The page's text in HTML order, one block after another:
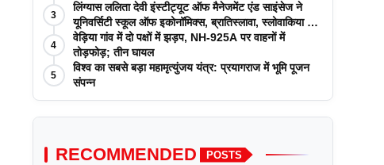
वादा
3
लिंग्यास ललिता देवी इंस्टीट्यूट ऑफ मैनेजमेंट एंड साइंसेज ने
यूनिवर्सिटी स्कूल ऑफ इकोनॉमिक्स, ब्रातिस्लावा, स्लोवाकिया के
साथ अकादमिक पत्रिकाओं में प्रकाशन रणनीतियों पर एक
दिवसीय कार्यशाला का आयोजन किया
4
वेड़िया गांव में दो पक्षों में झड़प, NH-925A पर वाहनों में
तोड़फोड़; तीन घायल
5
विश्व का सबसे बड़ा महामृत्युंजय यंत्र: प्रयागराज में भूमि पूजन
संपन्न
RECOMMENDED POSTS